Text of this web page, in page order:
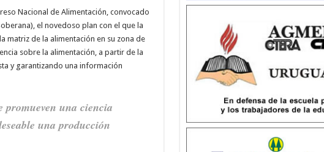
Nacional de Alimentación, convocado
el novedoso plan con el que la
matriz de la alimentación en su zona de
sobre la alimentación, a partir de la
y garantizando una información
promueven una ciencia
una producción